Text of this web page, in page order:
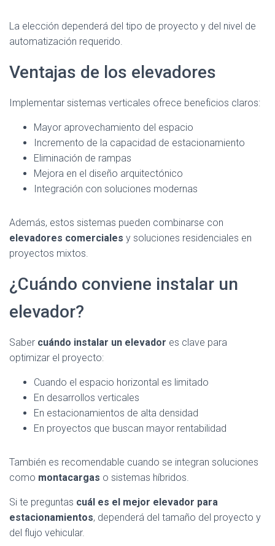
La elección dependerá del tipo de proyecto y del nivel de
automatización requerido.
Ventajas de los elevadores
Implementar sistemas verticales ofrece beneficios claros:
Mayor aprovechamiento del espacio
Incremento de la capacidad de estacionamiento
Eliminación de rampas
Mejora en el diseño arquitectónico
Integración con soluciones modernas
Además, estos sistemas pueden combinarse con
elevadores comerciales y soluciones residenciales en
proyectos mixtos.
¿Cuándo conviene instalar un
elevador?
Saber cuándo instalar un elevador es clave para
optimizar el proyecto:
Cuando el espacio horizontal es limitado
En desarrollos verticales
En estacionamientos de alta densidad
En proyectos que buscan mayor rentabilidad
También es recomendable cuando se integran soluciones
como montacargas o sistemas híbridos.
Si te preguntas cuál es el mejor elevador para
estacionamientos, dependerá del tamaño del proyecto y
del flujo vehicular.